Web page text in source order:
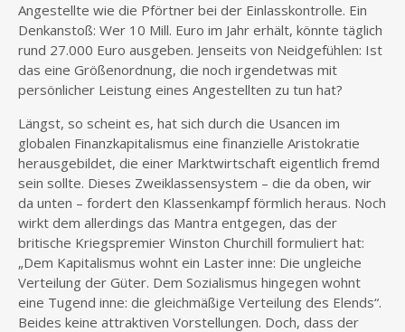
Angestellte wie die Pförtner bei der Einlasskontrolle. Ein
Denkanstoß: Wer 10 Mill. Euro im Jahr erhält, könnte täglich
rund 27.000 Euro ausgeben. Jenseits von Neidgefühlen: Ist
das eine Größenordnung, die noch irgendetwas mit
persönlicher Leistung eines Angestellten zu tun hat?
Längst, so scheint es, hat sich durch die Usancen im
globalen Finanzkapitalismus eine finanzielle Aristokratie
herausgebildet, die einer Marktwirtschaft eigentlich fremd
sein sollte. Dieses Zweiklassensystem – die da oben, wir
da unten – fordert den Klassenkampf förmlich heraus. Noch
wirkt dem allerdings das Mantra entgegen, das der
britische Kriegspremier Winston Churchill formuliert hat:
„Dem Kapitalismus wohnt ein Laster inne: Die ungleiche
Verteilung der Güter. Dem Sozialismus hingegen wohnt
eine Tugend inne: die gleichmäßige Verteilung des Elends“.
Beides keine attraktiven Vorstellungen. Doch, dass der